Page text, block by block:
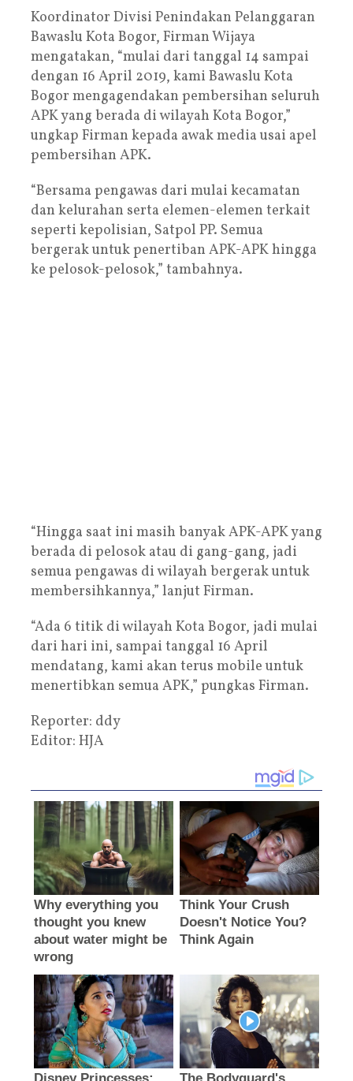
Koordinator Divisi Penindakan Pelanggaran
Bawaslu Kota Bogor, Firman Wijaya
mengatakan, “mulai dari tanggal 14 sampai
dengan 16 April 2019, kami Bawaslu Kota
Bogor mengagendakan pembersihan seluruh
APK yang berada di wilayah Kota Bogor,”
ungkap Firman kepada awak media usai apel
pembersihan APK.
“Bersama pengawas dari mulai kecamatan
dan kelurahan serta elemen-elemen terkait
seperti kepolisian, Satpol PP. Semua
bergerak untuk penertiban APK-APK hingga
ke pelosok-pelosok,” tambahnya.
“Hingga saat ini masih banyak APK-APK yang
berada di pelosok atau di gang-gang, jadi
semua pengawas di wilayah bergerak untuk
membersihkannya,” lanjut Firman.
“Ada 6 titik di wilayah Kota Bogor, jadi mulai
dari hari ini, sampai tanggal 16 April
mendatang, kami akan terus mobile untuk
menertibkan semua APK,” pungkas Firman.
Reporter: ddy
Editor: HJA